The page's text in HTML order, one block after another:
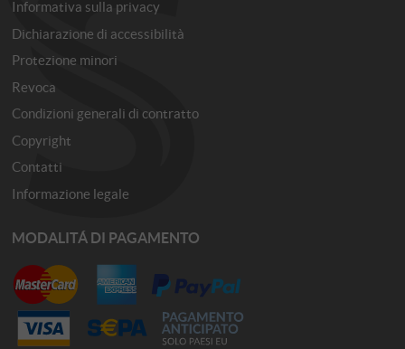
Informativa sulla privacy
Dichiarazione di accessibilità
Protezione minori
Revoca
Condizioni generali di contratto
Copyright
Contatti
Informazione legale
MODALITÁ DI PAGAMENTO